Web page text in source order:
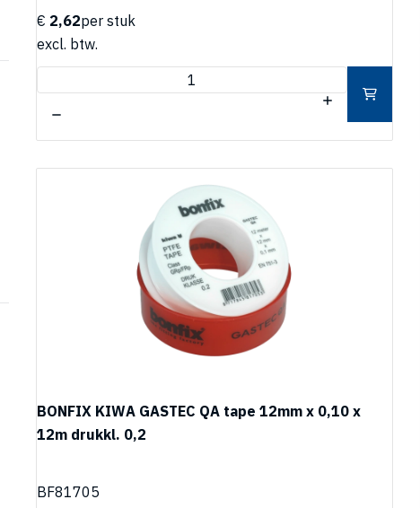
€ 2,62per stuk
excl. btw.
BONFIX KIWA GASTEC QA tape 12mm x 0,10 x
12m drukkl. 0,2
BF81705